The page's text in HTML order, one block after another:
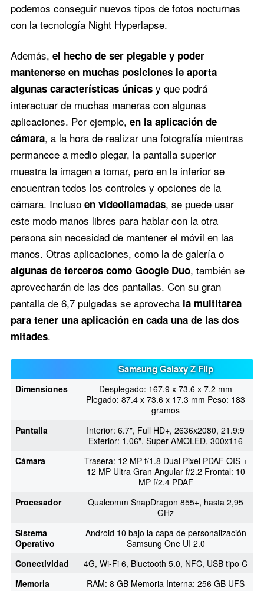
podemos conseguir nuevos tipos de fotos nocturnas
con la tecnología Night Hyperlapse.
Además, el hecho de ser plegable y poder
mantenerse en muchas posiciones le aporta
algunas características únicasy que podrá
interactuar de muchas maneras con algunas
aplicaciones. Por ejemplo, en la aplicación de
cámara, a la hora de realizar una fotografía mientras
permanece a medio plegar, la pantalla superior
muestra la imagen a tomar, pero en la inferior se
encuentran todos los controles y opciones de la
cámara. Incluso en videollamadas, se puede usar
este modo manos libres para hablar con la otra
persona sin necesidad de mantener el móvil en las
manos. Otras aplicaciones, como la de galería o
algunas de terceros como Google Duo, también se
aprovecharán de las dos pantallas. Con su gran
pantalla de 6,7 pulgadas se aprovecha la multitarea
para tener una aplicación en cada una de las dos
mitades.
Samsung Galaxy Z Flip
Dimensiones
Desplegado: 167.9 x 73.6 x 7.2 mm
Plegado: 87.4 x 73.6 x 17.3 mm Peso: 183
gramos
Pantalla
Interior: 6.7", Full HD+, 2636x2080, 21.9:9
Exterior: 1,06", Super AMOLED, 300x116
Cámara
Trasera: 12 MP f/1.8 Dual Pixel PDAF OIS +
12 MP Ultra Gran Angular f/2.2 Frontal: 10
MP f/2.4 PDAF
Procesador
Qualcomm SnapDragon 855+, hasta 2,95
GHz
Sistema
Operativo
Android 10 bajo la capa de personalización
Samsung One UI 2.0
Conectividad
4G, Wi-Fi 6, Bluetooth 5.0, NFC, USB tipo C
Memoria
RAM: 8 GB Memoria Interna: 256 GB UFS